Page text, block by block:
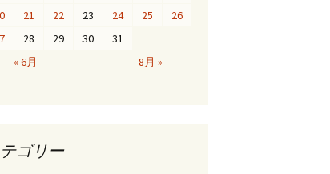
21 22 23 24 25
26
28 29 30
31
« 6月
8月 »
ゴリー